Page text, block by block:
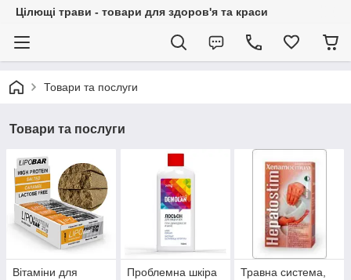
Цілющі трави - товари для здоров'я та краси
Товари та послуги
Товари та послуги
Вітаміни для
Проблемна шкіра
Травна система,